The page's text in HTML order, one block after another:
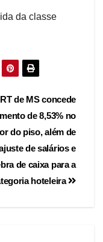
da classe
de MS concede
de 8,53% no
do piso, além de
de salários e
de caixa para a
hoteleira